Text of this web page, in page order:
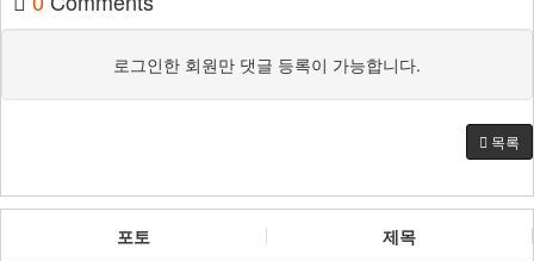
로그인한 회원만 댓글 등록이 가능합니다.
목록
포토
제목